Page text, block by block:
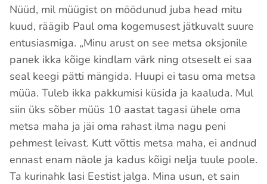
Nüüd, mil müügist on möödunud juba head mitu
kuud, räägib Paul oma kogemusest jätkuvalt suure
entusiasmiga. „Minu arust on see metsa oksjonile
panek ikka kõige kindlam värk ning otseselt ei saa
seal keegi pätti mängida. Huupi ei tasu oma metsa
müüa. Tuleb ikka pakkumisi küsida ja kaaluda. Mul
siin üks sõber müüs 10 aastat tagasi ühele oma
metsa maha ja jäi oma rahast ilma nagu peni
pehmest leivast. Kutt võttis metsa maha, ei andnud
ennast enam näole ja kadus kõigi nelja tuule poole.
Ta kurinahk lasi Eestist jalga. Mina usun, et sain